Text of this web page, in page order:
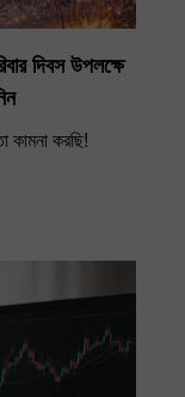
দিবস উপলক্ষে
করছি!